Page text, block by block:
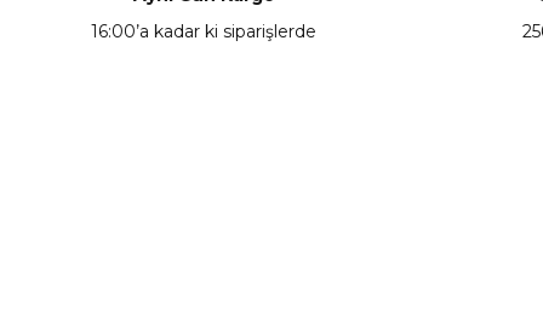
Ürün bilgilerinde hatalar bulunuyor.
16:00’a kadar ki siparişlerde